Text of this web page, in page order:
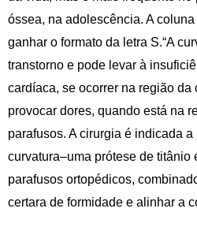
óssea, na adolescência. A
ganhar o formato da letra S.“A
transtorno e pode levar à
cardíaca, se ocorrer na região da
provocar dores, quando está na
parafusos. A cirurgia é indicada
curvatura–uma prótese de titânio
parafusos ortopédicos,
certara de formidade e alinhar a